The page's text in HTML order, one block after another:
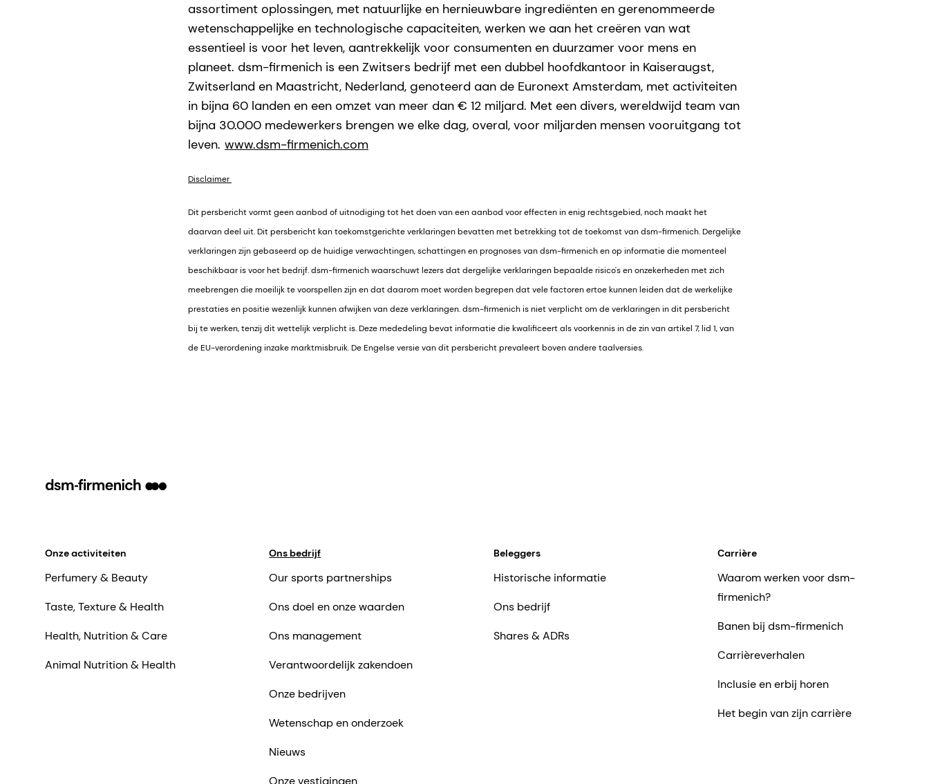
assortiment oplossingen, met natuurlijke en hernieuwbare ingrediënten en gerenommeerde
wetenschappelijke en technologische capaciteiten, werken we aan het creëren van wat
essentieel is voor het leven, aantrekkelijk voor consumenten en duurzamer voor mens en
planeet. dsm-firmenich is een Zwitsers bedrijf met een dubbel hoofdkantoor in Kaiseraugst,
Zwitserland en Maastricht, Nederland, genoteerd aan de Euronext Amsterdam, met activiteiten
in bijna 60 landen en een omzet van meer dan € 12 miljard. Met een divers, wereldwijd team van
bijna 30.000 medewerkers brengen we elke dag, overal, voor miljarden mensen vooruitgang tot
leven. www.dsm-firmenich.com
Disclaimer
Dit persbericht vormt geen aanbod of uitnodiging tot het doen van een aanbod voor effecten in enig rechtsgebied, noch maakt het
daarvan deel uit. Dit persbericht kan toekomstgerichte verklaringen bevatten met betrekking tot de toekomst van dsm-firmenich. Dergelijke
verklaringen zijn gebaseerd op de huidige verwachtingen, schattingen en prognoses van dsm-firmenich en op informatie die momenteel
beschikbaar is voor het bedrijf. dsm-firmenich waarschuwt lezers dat dergelijke verklaringen bepaalde risico's en onzekerheden met zich
meebrengen die moeilijk te voorspellen zijn en dat daarom moet worden begrepen dat vele factoren ertoe kunnen leiden dat de werkelijke
prestaties en positie wezenlijk kunnen afwijken van deze verklaringen. dsm-firmenich is niet verplicht om de verklaringen in dit persbericht
bij te werken, tenzij dit wettelijk verplicht is. Deze mededeling bevat informatie die kwalificeert als voorkennis in de zin van artikel 7, lid 1, van
de EU-verordening inzake marktmisbruik. De Engelse versie van dit persbericht prevaleert boven andere taalversies.
Onze activiteiten
Perfumery & Beauty
Taste, Texture & Health
Health, Nutrition & Care
Animal Nutrition & Health
Ons bedrijf
Our sports partnerships
Ons doel en onze waarden
Ons management
Verantwoordelijk zakendoen
Onze bedrijven
Wetenschap en onderzoek
Nieuws
Onze vestigingen
Beleggers
Historische informatie
Ons bedrijf
Shares & ADRs
Carrière
Waarom werken voor dsm-
firmenich?
Banen bij dsm-firmenich
Carrièreverhalen
Inclusie en erbij horen
Het begin van zijn carrière